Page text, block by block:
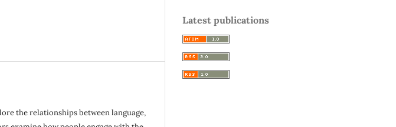
the relationships between language,
Latest publications